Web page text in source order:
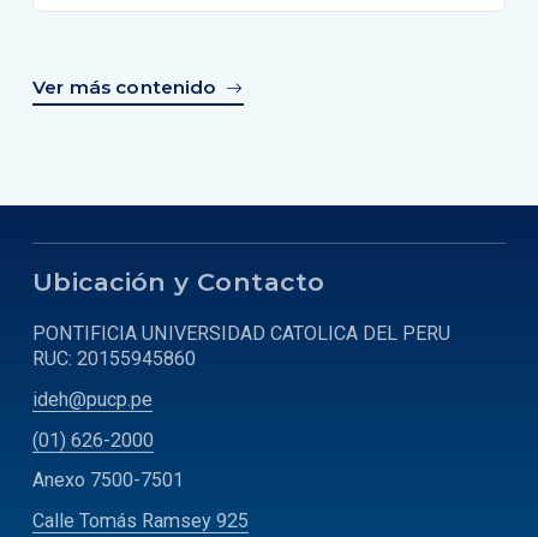
Ver más contenido
Ubicación y Contacto
PONTIFICIA UNIVERSIDAD CATOLICA DEL PERU
RUC: 20155945860
ideh@pucp.pe
(01) 626-2000
Anexo 7500-7501
Calle Tomás Ramsey 925